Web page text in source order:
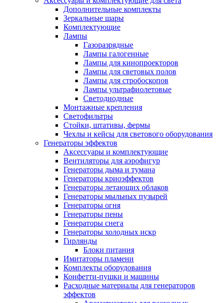
Дополнительные комплекты
Зеркальные шары
Комплектующие
Лампы
Газоразрядные
Лампы галогенные
Лампы для кинопроекторов
Лампы для световых полов
Лампы для стробоскопов
Лампы ультрафиолетовые
Светодиодные
Монтажные крепления
Светофильтры
Стойки, штативы, фермы
Чехлы и кейсы для светового оборудования
Генераторы эффектов
Аксессуары и комплектующие
Вентиляторы для аэрофигур
Генераторы дыма и тумана
Генераторы криоэффектов
Генераторы летающих облаков
Генераторы мыльных пузырей
Генераторы огня
Генераторы пены
Генераторы снега
Генераторы холодных искр
Гирлянды
Блоки питания
Имитаторы пламени
Комплекты оборудования
Конфетти-пушки и машины
Расходные материалы для генераторов
эффектов